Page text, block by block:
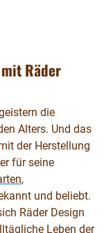
Räder
die
Alters. Und das
der Herstellung
für seine
,
und beliebt.
Räder Design
Leben der